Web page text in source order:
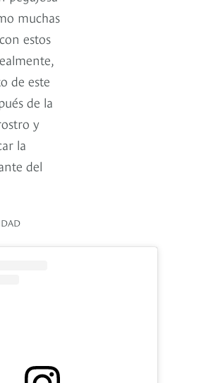
muchas
estos
de este
de la
y
la
del